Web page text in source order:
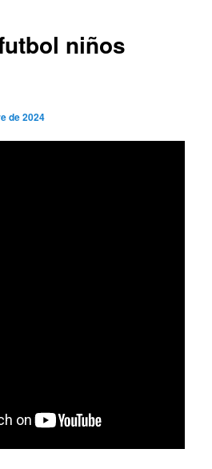
niños
de 2024